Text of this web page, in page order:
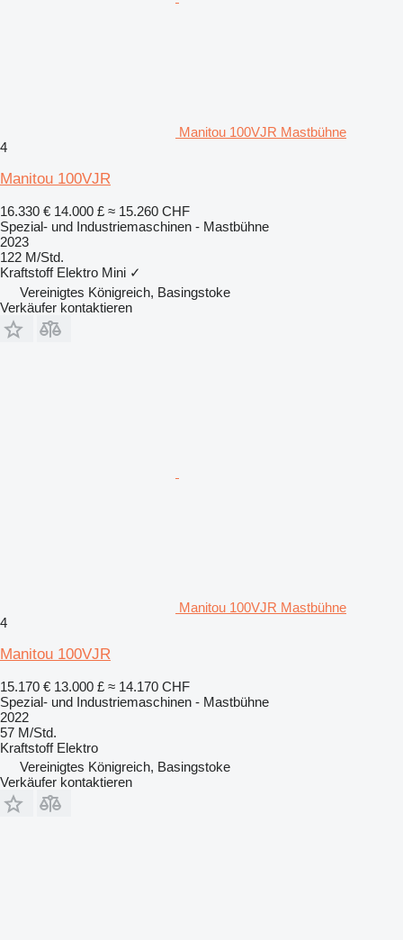
Manitou 100VJR Mastbühne
4
Manitou 100VJR
16.330 € 14.000 £ ≈ 15.260 CHF
Spezial- und Industriemaschinen - Mastbühne
2023
122 M/Std.
Kraftstoff Elektro Mini ✓
Vereinigtes Königreich, Basingstoke
Verkäufer kontaktieren
Manitou 100VJR Mastbühne
4
Manitou 100VJR
15.170 € 13.000 £ ≈ 14.170 CHF
Spezial- und Industriemaschinen - Mastbühne
2022
57 M/Std.
Kraftstoff Elektro
Vereinigtes Königreich, Basingstoke
Verkäufer kontaktieren